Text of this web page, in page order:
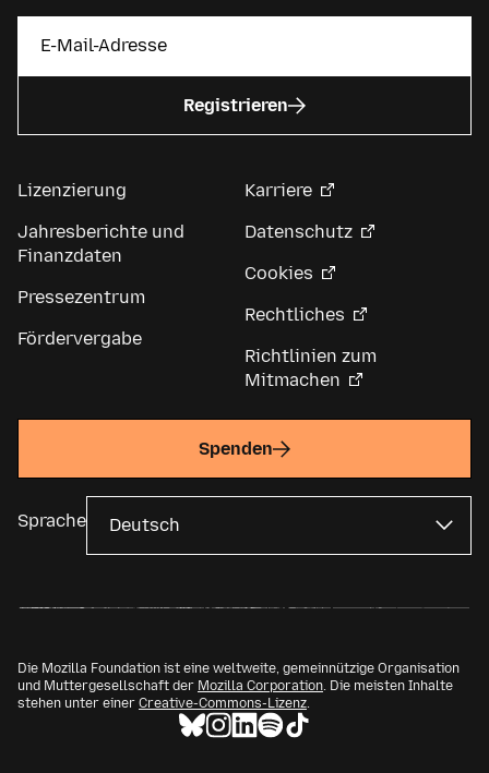
Registrieren
Lizenzierung
Jahresberichte und
Finanzdaten
Pressezentrum
Fördervergabe
Karriere
Datenschutz
Cookies
Rechtliches
Richtlinien zum
Mitmachen
Spenden
Sprache
Die Mozilla Foundation ist eine weltweite, gemeinnützige Organisation
und Muttergesellschaft der Mozilla Corporation. Die meisten Inhalte
stehen unter einer Creative-Commons-Lizenz.